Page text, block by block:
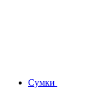
Сумки